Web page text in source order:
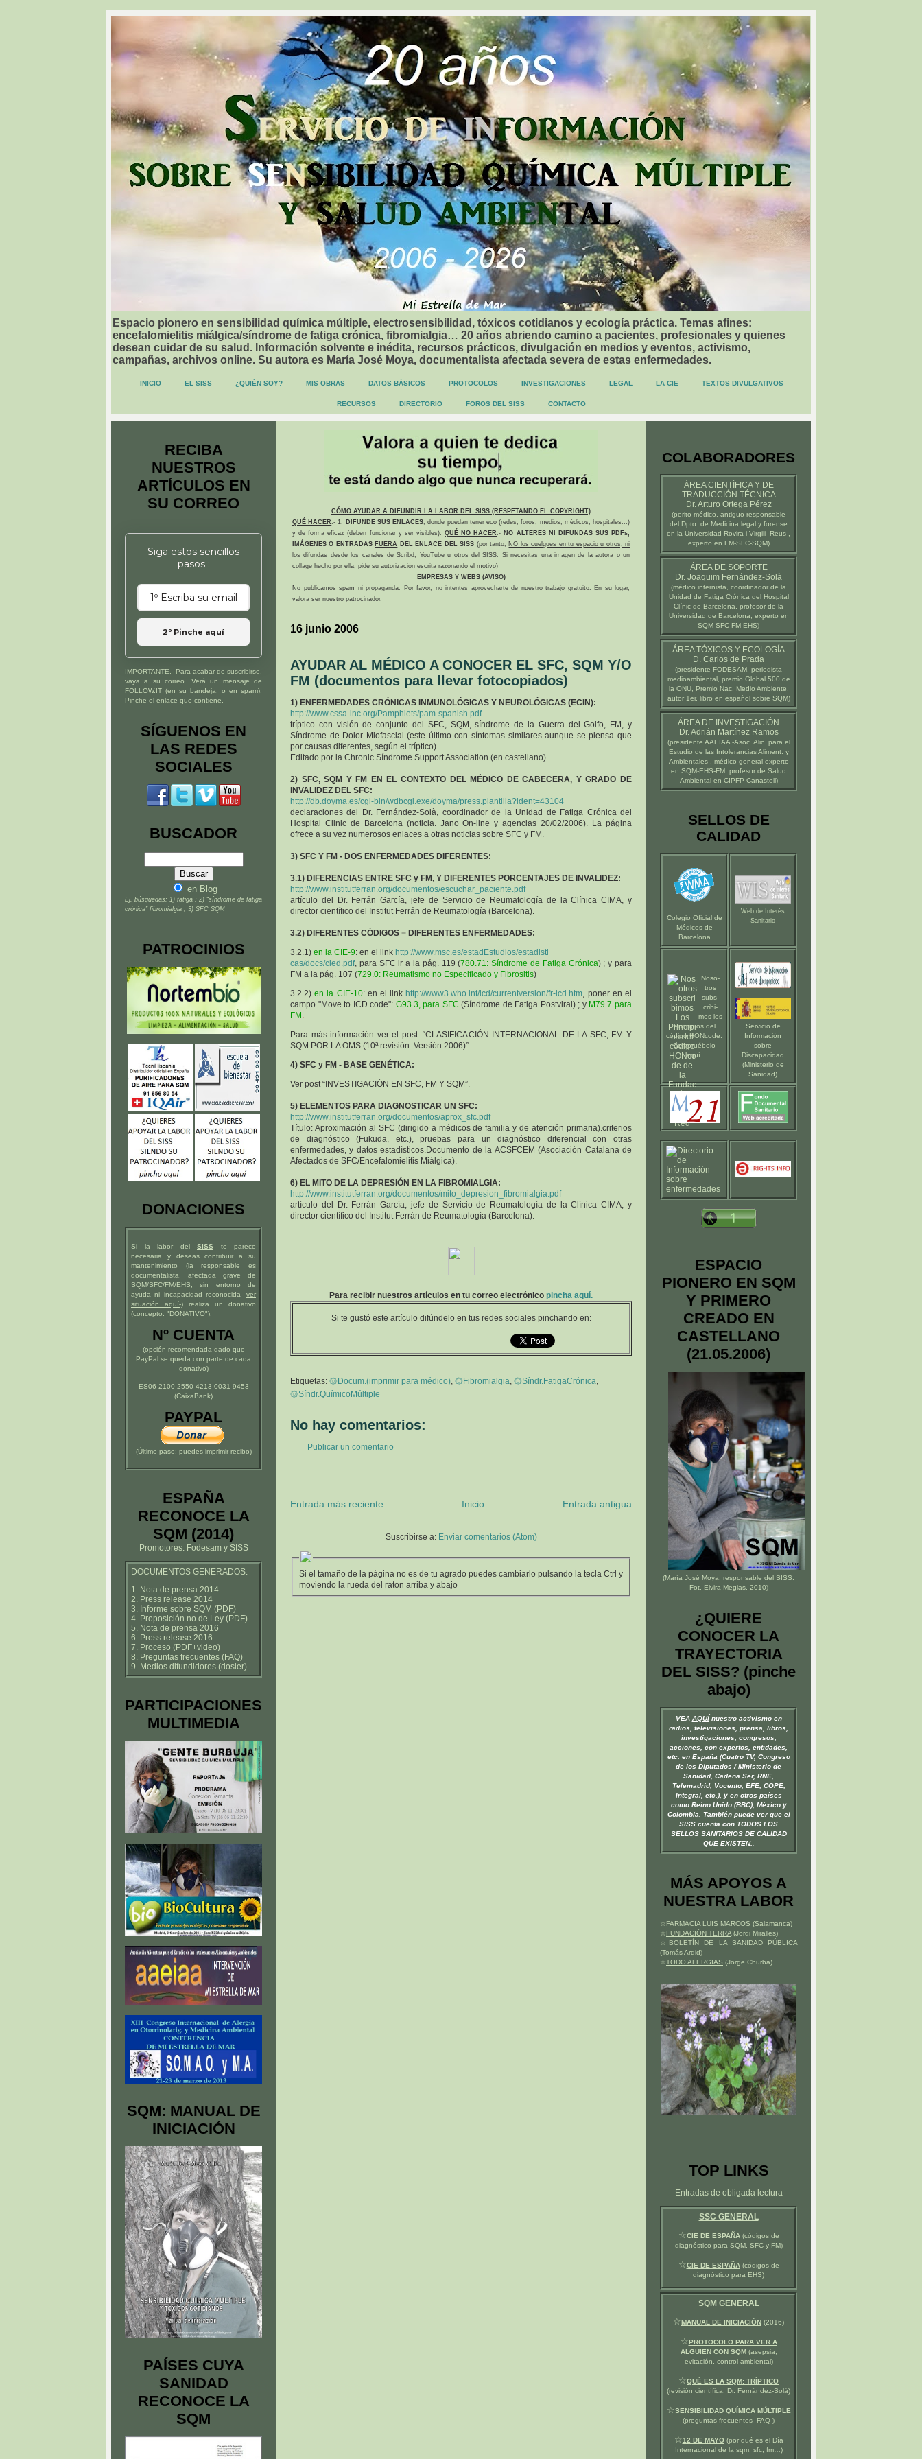
Espacio pionero en sensibilidad química múltiple, electrosensibilidad, tóxicos cotidianos y ecología práctica. Temas afines:
encefalomielitis miálgica/síndrome de fatiga crónica, fibromialgia… 20 años abriendo camino a pacientes, profesionales y quienes
desean cuidar de su salud. Información solvente e inédita, recursos prácticos, divulgación en medios y eventos, activismo,
campañas, archivos online. Su autora es María José Moya, documentalista afectada severa de estas enfermedades.
INICIO EL SISS ¿QUIÉN SOY? MIS OBRAS DATOS BÁSICOS PROTOCOLOS INVESTIGACIONES LEGAL LA CIE TEXTOS DIVULGATIVOS
RECURSOS DIRECTORIO FOROS DEL SISS CONTACTO
CÓMO AYUDAR A DIFUNDIR LA LABOR DEL SISS (RESPETANDO EL COPYRIGHT)
QUÉ HACER.- 1. DIFUNDE SUS ENLACES, donde puedan tener eco (redes, foros, medios, médicos, hospitales...)
y de forma eficaz (deben funcionar y ser visibles).QUÉ NO HACER.- NO ALTERES NI DIFUNDAS SUS PDFs,
IMÁGENES O ENTRADAS FUERA DEL ENLACE DEL SISS (por tanto, NO los cuelgues en tu espacio u otros, ni
los difundas desde los canales de Scribd, YouTube u otros del SISS. Si necesitas una imagen de la autora o un
collage hecho por ella, pide su autorización escrita razonando el motivo)
EMPRESAS Y WEBS (AVISO)
No publicamos spam ni propaganda. Por favor, no intentes aprovecharte de nuestro trabajo gratuito. En su lugar,
valora ser nuestro patrocinador.
16 junio 2006
AYUDAR AL MÉDICO A CONOCER EL SFC, SQM Y/O
FM (documentos para llevar fotocopiados)
1) ENFERMEDADES CRÓNICAS INMUNOLÓGICAS Y NEUROLÓGICAS (ECIN):
http://www.cssa-inc.org/Pamphlets/pam-spanish.pdf
tríptico con visión de conjunto del SFC, SQM, síndrome de la Guerra del Golfo, FM, y
Síndrome de Dolor Miofascial (este último con síntomas similares aunque se piensa que
por causas diferentes, según el tríptico).
Editado por la Chronic Síndrome Support Association (en castellano).
2) SFC, SQM Y FM EN EL CONTEXTO DEL MÉDICO DE CABECERA, Y GRADO DE
INVALIDEZ DEL SFC:
http://db.doyma.es/cgi-bin/wdbcgi.exe/doyma/press.plantilla?ident=43104
declaraciones del Dr. Fernández-Solà, coordinador de la Unidad de Fatiga Crónica del
Hospital Clinic de Barcelona (noticia. Jano On-line y agencias 20/02/2006). La página
ofrece a su vez numerosos enlaces a otras noticias sobre SFC y FM.
3) SFC Y FM - DOS ENFERMEDADES DIFERENTES:
3.1) DIFERENCIAS ENTRE SFC y FM, Y DIFERENTES PORCENTAJES DE INVALIDEZ:
http://www.institutferran.org/documentos/escuchar_paciente.pdf
artículo del Dr. Ferrán García, jefe de Servicio de Reumatología de la Clínica CIMA, y
director científico del Institut Ferrán de Reumatología (Barcelona).
3.2) DIFERENTES CÓDIGOS = DIFERENTES ENFERMEDADES:
3.2.1) en la CIE-9: en el link http://www.msc.es/estadEstudios/estadisti
cas/docs/cied.pdf, para SFC ir a la pág. 119 (780.71: Síndrome de Fatiga Crónica) ; y para
FM a la pág. 107 (729.0: Reumatismo no Especificado y Fibrositis)
3.2.2)en la CIE-10: en el link http://www3.who.int/icd/currentversion/fr-icd.htm, poner en el
campo "Move to ICD code": G93.3, para SFC (Síndrome de Fatiga Postviral) ; y M79.7 para
FM .
Para más información ver el post: “CLASIFICACIÓN INTERNACIONAL DE LA SFC, FM Y
SQM POR LA OMS (10ª revisión. Versión 2006)”.
4) SFC y FM - BASE GENÉTICA:
Ver post “INVESTIGACIÓN EN SFC, FM Y SQM”.
5) ELEMENTOS PARA DIAGNOSTICAR UN SFC:
http://www.institutferran.org/documentos/aprox_sfc.pdf
Título: Aproximación al SFC (dirigido a médicos de familia y de atención primaria).criterios
de diagnóstico (Fukuda, etc.), pruebas para un diagnóstico diferencial con otras
enfermedades, y datos estadísticos.Documento de la ACSFCEM (Asociación Catalana de
Afectados de SFC/Encefalomielitis Miálgica).
6) EL MITO DE LA DEPRESIÓN EN LA FIBROMIALGIA:
http://www.institutferran.org/documentos/mito_depresion_fibromialgia.pdf
artículo del Dr. Ferrán García, jefe de Servicio de Reumatología de la Clínica CIMA, y
director científico del Institut Ferrán de Reumatología (Barcelona).
Para recibir nuestros artículos en tu correo electrónico pincha aquí.
Si te gustó este artículo difúndelo en tus redes sociales pinchando en:
Etiquetas: ۞Docum.(imprimir para médico), ۞Fibromialgia, ۞Síndr.FatigaCrónica,
۞Síndr.QuímicoMúltiple
No hay comentarios:
Publicar un comentario
Entrada más reciente Entrada antigua
Inicio
Suscribirse a: Enviar comentarios (Atom)
Si el tamaño de la página no es de tu agrado puedes cambiarlo pulsando la tecla Ctrl y
moviendo la rueda del raton arriba y abajo
RECIBA
NUESTROS
ARTÍCULOS EN
SU CORREO
Siga estos sencillos
pasos :
2º Pinche aquí
IMPORTANTE.- Para acabar de suscribirse,
vaya a su correo. Verá un mensaje de
FOLLOW.IT (en su bandeja, o en spam).
Pinche el enlace que contiene.
SÍGUENOS EN
LAS REDES
SOCIALES
BUSCADOR
en Blog
Ej. búsquedas: 1) fatiga ; 2) “síndrome de fatiga
crónica” fibromialgia ; 3) SFC SQM
PATROCINIOS
DONACIONES
Si la labor del SISS te parece
necesaria y deseas contribuir a su
mantenimiento (la responsable es
documentalista, afectada grave de
SQM/SFC/FM/EHS, sin entorno de
ayuda ni incapacidad reconocida -ver
situación aquí-) realiza un donativo
(concepto: "DONATIVO"):
Nº CUENTA
(opción recomendada dado que
PayPal se queda con parte de cada
donativo)
ES06 2100 2550 4213 0031 9453
(CaixaBank)
PAYPAL
(Último paso: puedes imprimir recibo)
ESPAÑA
RECONOCE LA
SQM (2014)
Promotores: Fodesam y SISS
DOCUMENTOS GENERADOS:
1. Nota de prensa 2014
2. Press release 2014
3. Informe sobre SQM (PDF)
4. Proposición no de Ley (PDF)
5. Nota de prensa 2016
6. Press release 2016
7. Proceso (PDF+video)
8. Preguntas frecuentes (FAQ)
9. Medios difundidores (dosier)
PARTICIPACIONES
MULTIMEDIA
SQM: MANUAL DE
INICIACIÓN
PAÍSES CUYA
SANIDAD
RECONOCE LA
SQM
COLABORADORES
ÁREA CIENTÍFICA Y DE
TRADUCCIÓN TÉCNICA
Dr. Arturo Ortega Pérez
(perito médico , antiguo responsable
del Dpto. de Medicina legal y forense
en la Universidad Rovira i Virgili -Reus-
experto en FM-SFC-SQM)
ÁREA DE SOPORTE
Dr. Joaquim Fernández-Solà
(médico internista, coordinador de la
Unidad de Fatiga Crónica del Hospital
Clínic de Barcelona , profesor de la
Universidad de Barcelona , experto en
SQM-SFC-FM-EHS)
ÁREA TÓXICOS Y ECOLOGÍA
D. Carlos de Prada
(presidente FODESAM , periodista
medioambiental, premio Global 500 de
la ONU, Premio Nac. Medio Ambiente,
autor 1er. libro en español sobre SQM)
ÁREA DE INVESTIGACIÓN
Dr. Adrián Martínez Ramos
(presidente AAEIAA-Asoc. Alic. para el
Estudio de las Intolerancias Aliment. y
Ambientales-, médico general experto
en SQM-EHS-FM, profesor de Salud
Ambiental en CIPFP Canastell)
SELLOS DE
CALIDAD
Colegio Oficial de
Médicos de
Barcelona
Web de Interés
Sanitario
Noso-
tros
subs-
cribi-
mos los
Principios del
código HONcode
Compruébelo
aquí
Servicio de
Información
sobre
Discapacidad
(Ministerio de
Sanidad)
ESPACIO
PIONERO EN SQM
Y PRIMERO
CREADO EN
CASTELLANO
(21.05.2006)
(María José Moya, responsable del SISS
Fot. Elvira Megias. 2010)
¿QUIERE
CONOCER LA
TRAYECTORIA
DEL SISS? (pinche
abajo)
VEA AQUÍnuestro activismo en
radios, televisiones, prensa, libros,
investigaciones, congresos,
acciones, con expertos, entidades,
etc. en España (Cuatro TV, Congreso
de los Diputados / Ministerio de
Sanidad, Cadena Ser, RNE,
Telemadrid, Vocento, EFE, COPE,
Integral, etc.), y en otros países
como Reino Unido (BBC), México y
Colombia. También puede ver que el
SISS cuenta con TODOS LOS
SELLOS SANITARIOS DE CALIDAD
QUE EXISTEN.
MÁS APOYOS A
NUESTRA LABOR
☆FARMACIA LUIS MARCOS (Salamanca)
☆FUNDACIÓN TERRA (Jordi Miralles)
☆ BOLETÍN DE LA SANIDAD PÚBLICA
(Tomás Ardid)
☆TODO ALERGIAS (Jorge Churba)
TOP LINKS
-Entradas de obligada lectura-
SSC GENERAL
☆CIE DE ESPAÑA(códigos de
diagnóstico para SQM, SFC y FM)
☆CIE DE ESPAÑA(códigos de
diagnóstico para EHS)
SQM GENERAL
☆MANUAL DE INICIACIÓN (2016)
☆PROTOCOLO PARA VER A
ALGUIEN CON SQM(asepsia,
evitación, control ambiental)
☆QUÉ ES LA SQM: TRÍPTICO
(revisión científica: Dr. Fernández-Solà)
☆SENSIBILIDAD QUÍMICA MÚLTIPLE
(preguntas frecuentes -FAQ-)
☆12 DE MAYO(por qué es el Día
Internacional de la sqm, sfc, fm…)